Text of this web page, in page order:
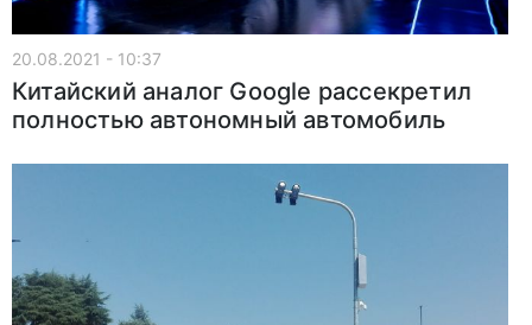
20.08.2021 - 10:37
Китайский аналог Google рассекретил
полностью автономный автомобиль